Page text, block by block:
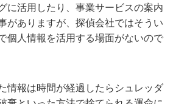
に活用したり、事業サービスの案内
がありますが、探偵会社ではそうい
個人情報を活用する場面がないので
情報は時間が経過したらシュレッダ